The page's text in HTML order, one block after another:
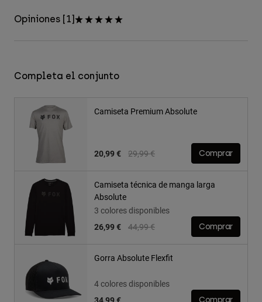
Opiniones [1]
Completa el conjunto
Camiseta Premium Absolute
Price reduced from
29,99 €to
20,99 € Comprar
Camiseta técnica de manga larga
Absolute
3 colores disponibles
Price reduced from
44,99 €to
26,99 € Comprar
Gorra Absolute Flexfit
4 colores disponibles